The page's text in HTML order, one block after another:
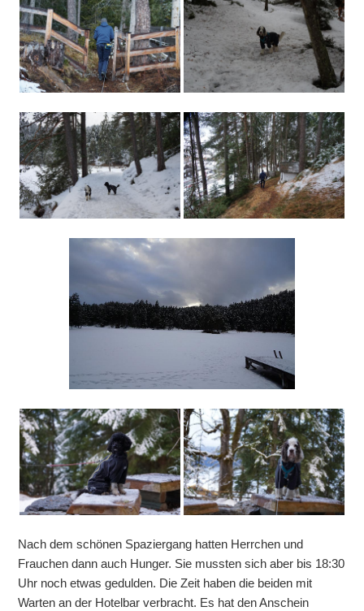
Nach dem schönen Spaziergang hatten Herrchen und
Frauchen dann auch Hunger. Sie mussten sich aber bis 18:30
Uhr noch etwas gedulden. Die Zeit haben die beiden mit
Warten an der Hotelbar verbracht. Es hat den Anschein